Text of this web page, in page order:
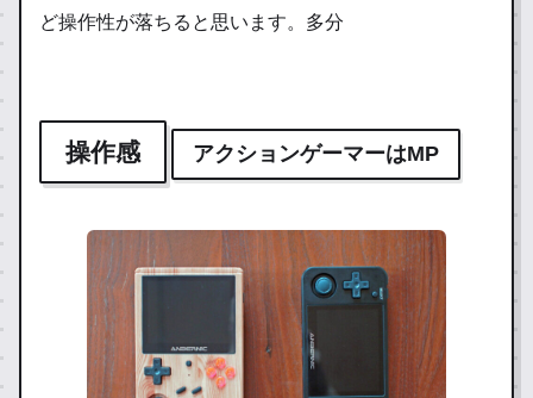
ど操作性が落ちると思います。多分
操作感 アクションゲーマーはMP